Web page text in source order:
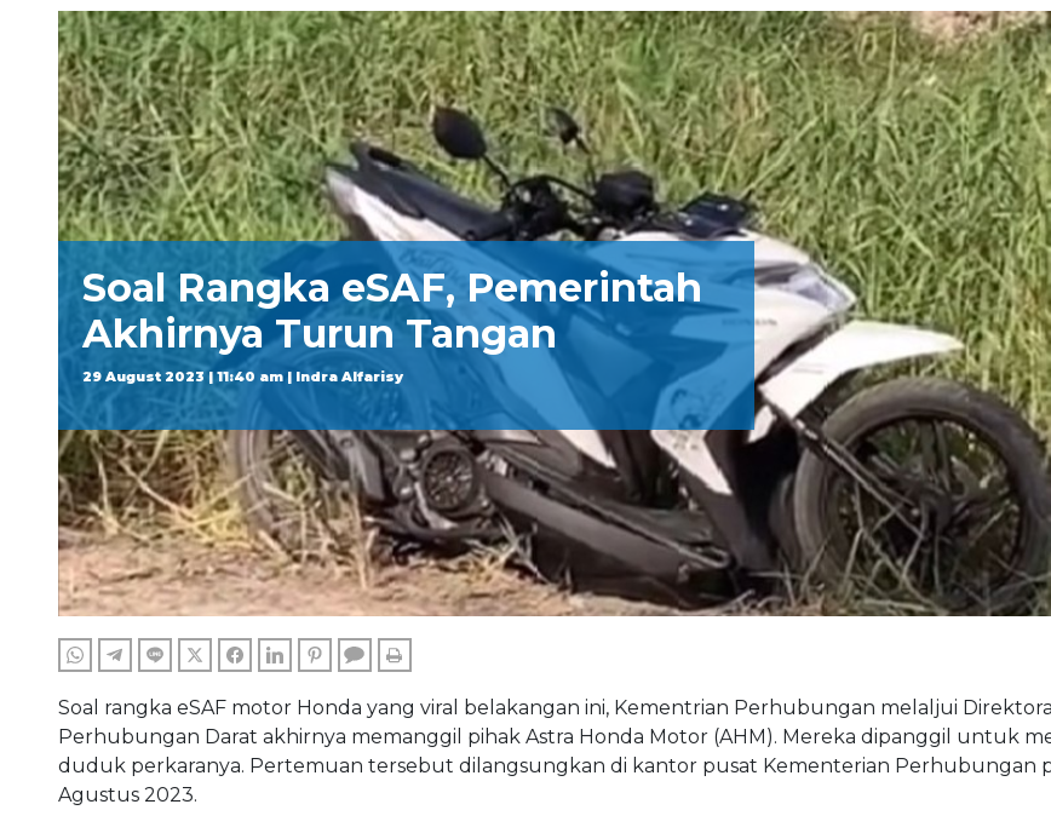
Soal Rangka eSAF, Pemerintah
Akhirnya Turun Tangan
29 August 2023 | 11:40 am | Indra Alfarisy
WHATSAPPTELEGRAM
LINE TWITTERFACEBOOKLINKEDINPINTERESTCOMMENTS
Soal rangka eSAF motor Honda yang viral belakangan ini, Kementrian Perhubungan melaljui
Perhubungan Darat akhirnya memanggil pihak Astra Honda Motor (AHM). Mereka dipanggil untuk
duduk perkaranya. Pertemuan tersebut dilangsungkan di kantor pusat Kementerian Perhubungan
Agustus 2023.